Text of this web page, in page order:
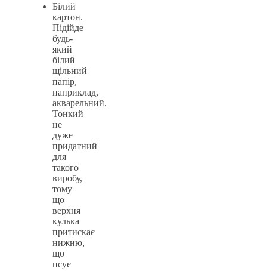
Білий
картон.
Підійде
будь-
який
білий
щільний
папір,
наприклад,
акварельний.
Тонкий
не
дуже
придатний
для
такого
виробу,
тому
що
верхня
кулька
притискає
нижню,
що
псує